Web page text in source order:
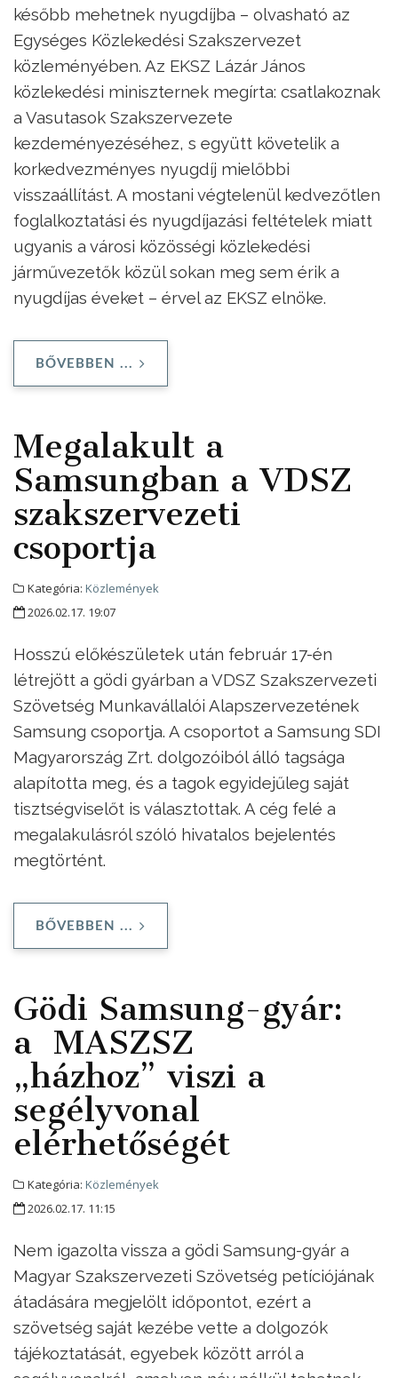
később mehetnek nyugdíjba – olvasható az
Egységes Közlekedési Szakszervezet
közleményében. Az EKSZ Lázár János
közlekedési miniszternek megírta: csatlakoznak
a Vasutasok Szakszervezete
kezdeményezéséhez, s együtt követelik a
korkedvezményes nyugdíj mielőbbi
visszaállítást. A mostani végtelenül kedvezőtlen
foglalkoztatási és nyugdíjazási feltételek miatt
ugyanis a városi közösségi közlekedési
járművezetők közül sokan meg sem érik a
nyugdíjas éveket – érvel az EKSZ elnöke.
BŐVEBBEN ...
Megalakult a
Samsungban a VDSZ
szakszervezeti
csoportja
Kategória: Közlemények
2026.02.17. 19:07
Hosszú előkészületek után február 17-én
létrejött a gödi gyárban a VDSZ Szakszervezeti
Szövetség Munkavállalói Alapszervezetének
Samsung csoportja. A csoportot a Samsung SDI
Magyarország Zrt. dolgozóiból álló tagsága
alapította meg, és a tagok egyidejűleg saját
tisztségviselőt is választottak. A cég felé a
megalakulásról szóló hivatalos bejelentés
megtörtént.
BŐVEBBEN ...
Gödi Samsung-gyár:
a MASZSZ
„házhoz” viszi a
segélyvonal
elérhetőségét
Kategória: Közlemények
2026.02.17. 11:15
Nem igazolta vissza a gödi Samsung-gyár a
Magyar Szakszervezeti Szövetség petíciójának
átadására megjelölt időpontot, ezért a
szövetség saját kezébe vette a dolgozók
tájékoztatását, egyebek között arról a